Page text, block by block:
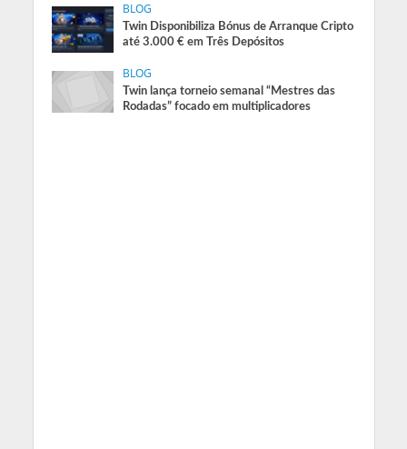
BLOG
Twin Disponibiliza Bónus de Arranque Cripto
até 3.000 € em Três Depósitos
BLOG
Twin lança torneio semanal “Mestres das
Rodadas” focado em multiplicadores